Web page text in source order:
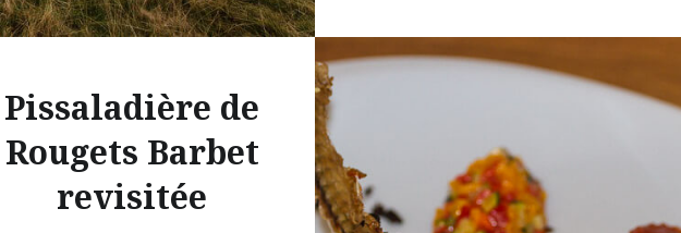
faire un tour du coté des Monts
d’Aubrac, le peu de ressources
randonnées en boucle de deux
jours, m’ont fait chercher dans
un…
Pissaladière de
Rougets Barbet
revisitée